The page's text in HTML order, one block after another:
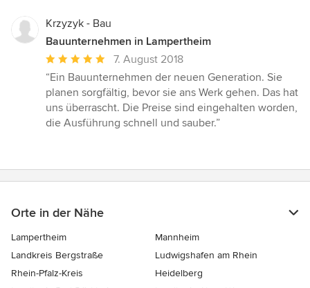
Krzyzyk - Bau
Bauunternehmen in Lampertheim
Durchschnittliche
Bewertung:
5
von
5
7. August 2018
“Ein Bauunternehmen der neuen Generation. Sie
planen sorgfältig, bevor sie ans Werk gehen. Das hat
uns überrascht. Die Preise sind eingehalten worden,
die Ausführung schnell und sauber.”
Orte in der Nähe
Lampertheim
Mannheim
Landkreis Bergstraße
Ludwigshafen am Rhein
Rhein-Pfalz-Kreis
Heidelberg